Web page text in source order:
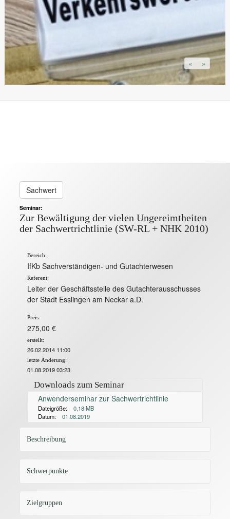
« »
Sachwert
Seminar:
Zur Bewältigung der vielen Ungereimtheiten
der Sachwertrichtlinie (SW-RL + NHK 2010)
Bereich:
IfKb Sachverständigen- und Gutachterwesen
Referent:
Leiter der Geschäftsstelle des Gutachterausschusses
der Stadt Esslingen am Neckar a.D.
Preis:
275,00 €
erstellt:
26.02.2014 11:00
letzte Änderung:
01.08.2019 03:23
Downloads zum Seminar
Anwenderseminar zur Sachwertrichtlinie
Dateigröße:
0,18 MB
Datum:
01.08.2019
Beschreibung
Schwerpunkte
Zielgruppen